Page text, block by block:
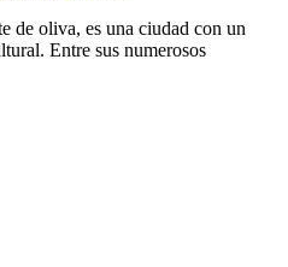
de oliva, es una ciudad con un
Entre sus numerosos